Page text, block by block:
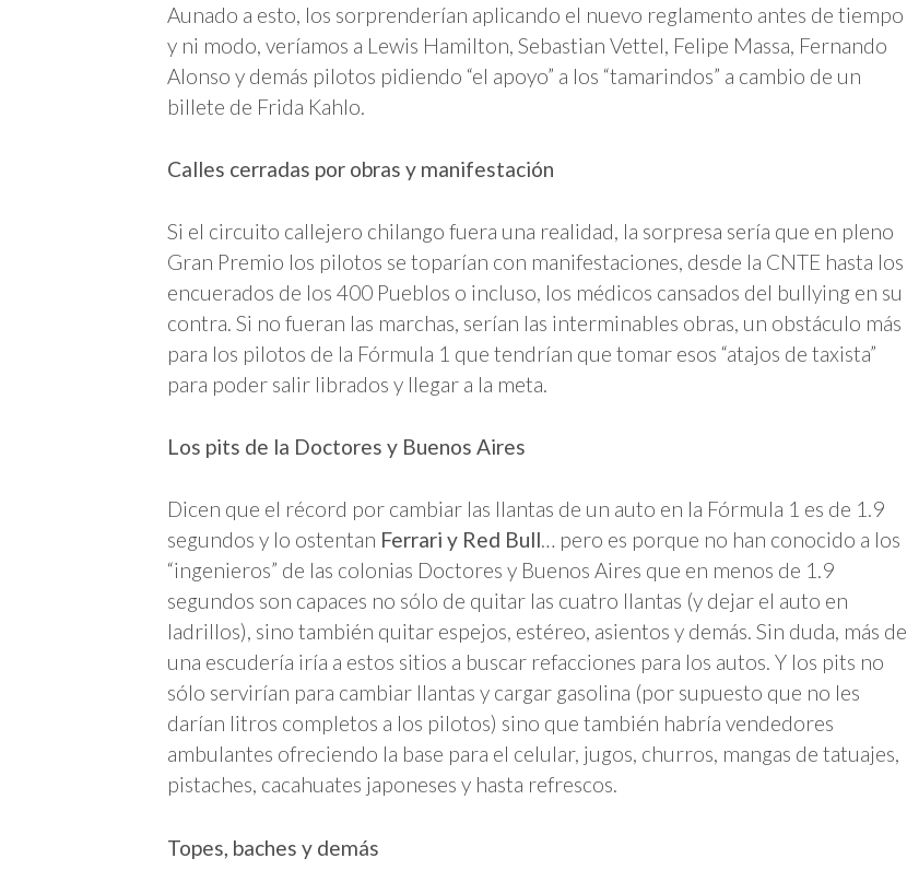
Aunado a esto, los sorprenderían aplicando el nuevo reglamento antes de tiempo
y ni modo, veríamos a Lewis Hamilton, Sebastian Vettel, Felipe Massa, Fernando
Alonso y demás pilotos pidiendo “el apoyo” a los “tamarindos” a cambio de un
billete de Frida Kahlo.
Calles cerradas por obras y manifestación
Si el circuito callejero chilango fuera una realidad, la sorpresa sería que en pleno
Gran Premio los pilotos se toparían con manifestaciones, desde la CNTE hasta los
encuerados de los 400 Pueblos o incluso, los médicos cansados del bullying en su
contra. Si no fueran las marchas, serían las interminables obras, un obstáculo más
para los pilotos de la Fórmula 1 que tendrían que tomar esos “atajos de taxista”
para poder salir librados y llegar a la meta.
Los pits de la Doctores y Buenos Aires
Dicen que el récord por cambiar las llantas de un auto en la Fórmula 1 es de 1.9
segundos y lo ostentan Ferrari y Red Bull… pero es porque no han conocido a los
“ingenieros” de las colonias Doctores y Buenos Aires que en menos de 1.9
segundos son capaces no sólo de quitar las cuatro llantas (y dejar el auto en
ladrillos), sino también quitar espejos, estéreo, asientos y demás. Sin duda, más de
una escudería iría a estos sitios a buscar refacciones para los autos. Y los pits no
sólo servirían para cambiar llantas y cargar gasolina (por supuesto que no les
darían litros completos a los pilotos) sino que también habría vendedores
ambulantes ofreciendo la base para el celular, jugos, churros, mangas de tatuajes,
pistaches, cacahuates japoneses y hasta refrescos.
Topes, baches y demás